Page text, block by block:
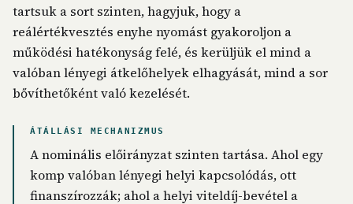
tartsuk a sort szinten, hagyjuk, hogy a
reálértékvesztés enyhe nyomást gyakoroljon a
működési hatékonyság felé, és kerüljük el mind a
valóban lényegi átkelőhelyek elhagyását, mind a sor
bővíthetőként való kezelését.
ÁTÁLLÁSI MECHANIZMUS
A nominális előirányzat szinten tartása. Ahol egy
komp valóban lényegi helyi kapcsolódás, ott
finanszírozzák; ahol a helyi viteldíj-bevétel a